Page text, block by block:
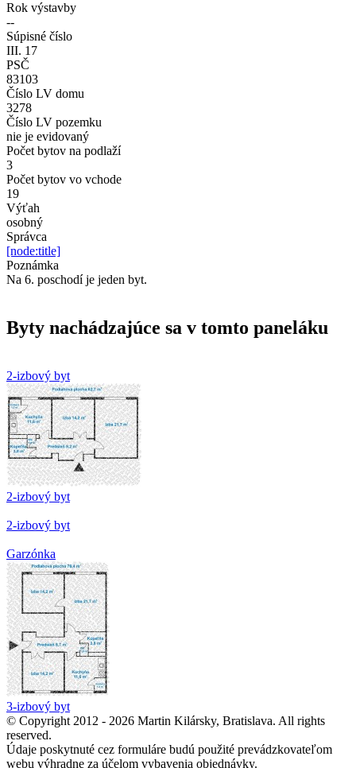
Rok výstavby
--
Súpisné číslo
III. 17
PSČ
83103
Číslo LV domu
3278
Číslo LV pozemku
nie je evidovaný
Počet bytov na podlaží
3
Počet bytov vo vchode
19
Výťah
osobný
Správca
[node:title]
Poznámka
Na 6. poschodí je jeden byt.
Byty nachádzajúce sa v tomto paneláku
2-izbový byt
2-izbový byt
2-izbový byt
Garzónka
3-izbový byt
© Copyright 2012 - 2026 Martin Kilársky, Bratislava. All rights
reserved.
Údaje poskytnuté cez formuláre budú použité prevádzkovateľom
webu výhradne za účelom vybavenia objednávky.